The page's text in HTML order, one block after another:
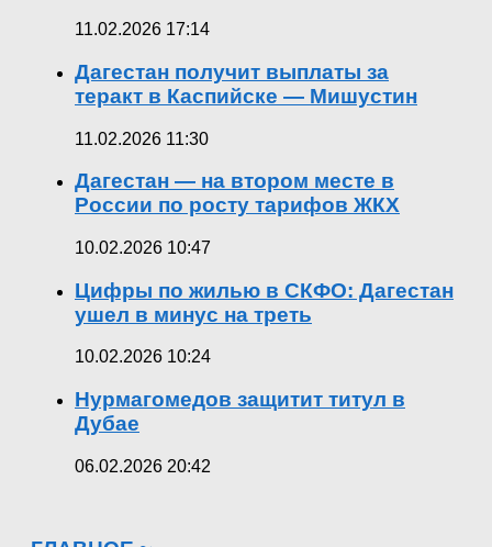
11.02.2026 17:14
Дагестан получит выплаты за
теракт в Каспийске — Мишустин
11.02.2026 11:30
Дагестан — на втором месте в
России по росту тарифов ЖКХ
10.02.2026 10:47
Цифры по жилью в СКФО: Дагестан
ушел в минус на треть
10.02.2026 10:24
Нурмагомедов защитит титул в
Дубае
06.02.2026 20:42